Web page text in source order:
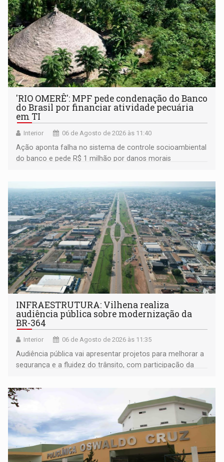
'RIO OMERÊ': MPF pede condenação do Banco
do Brasil por financiar atividade pecuária
em TI
Interior 06 de Agosto de 2026 às 11:40
Ação aponta falha no sistema de controle socioambiental
do banco e pede R$ 1 milhão por danos morais
INFRAESTRUTURA: Vilhena realiza
audiência pública sobre modernização da
BR-364
Interior 06 de Agosto de 2026 às 11:35
Audiência pública vai apresentar projetos para melhorar a
segurança e a fluidez do trânsito, com participação da